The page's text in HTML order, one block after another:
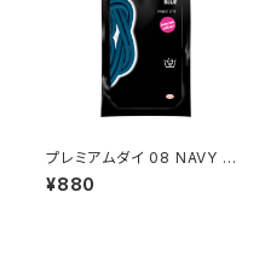
プレミアムダイ 08 NAVY BL
UE
¥880